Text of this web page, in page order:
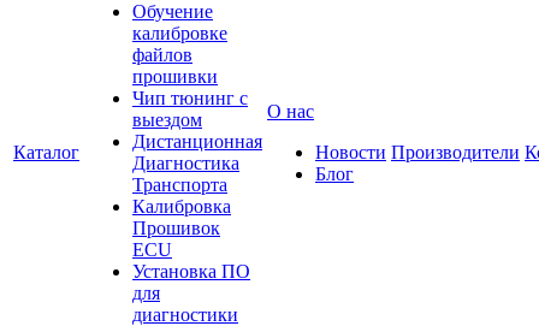
Каталог
Обучение
калибровке
файлов
прошивки
Чип тюнинг с
выездом
Дистанционная
Диагностика
Транспорта
Калибровка
Прошивок
ECU
Установка ПО
для
диагностики
О нас
Новости
Блог
Производители